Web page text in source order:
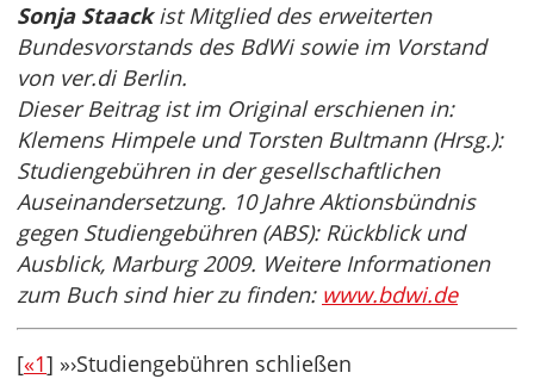
Sonja Staackist Mitglied des erweiterten
Bundesvorstands des BdWi sowie im Vorstand
von ver.di Berlin.
Dieser Beitrag ist im Original erschienen in:
Klemens Himpele und Torsten Bultmann (Hrsg.):
Studiengebühren in der gesellschaftlichen
Auseinandersetzung. 10 Jahre Aktionsbündnis
gegen Studiengebühren (ABS): Rückblick und
Ausblick, Marburg 2009. Weitere Informationen
zum Buch sind hier zu finden: www.bdwi.de
[«1] »›Studiengebühren schließen